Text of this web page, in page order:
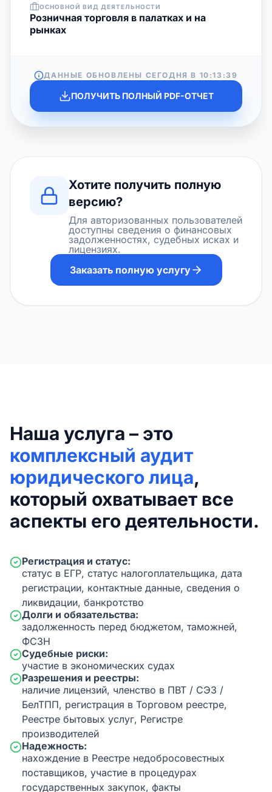
ОСНОВНОЙ ВИД ДЕЯТЕЛЬНОСТИ
Розничная торговля в палатках и на
рынках
ДАННЫЕ ОБНОВЛЕНЫ СЕГОДНЯ В 10:13:39
ПОЛУЧИТЬ ПОЛНЫЙ PDF-ОТЧЕТ
Хотите получить полную
версию?
Для авторизованных пользователей
доступны сведения о финансовых
задолженностях, судебных исках и
лицензиях.
Заказать полную услугу
Наша услуга – это
комплексный аудит
юридического лица,
который охватывает все
аспекты его деятельности.
Регистрация и статус:
статус в ЕГР, статус налогоплательщика, дата
регистрации, контактные данные, сведения о
ликвидации, банкротство
Долги и обязательства:
задолженность перед бюджетом, таможней,
ФСЗН
Судебные риски:
участие в экономических судах
Разрешения и реестры:
наличие лицензий, членство в ПВТ / СЭЗ /
БелТПП, регистрация в Торговом реестре,
Реестре бытовых услуг, Регистре
производителей
Надежность:
нахождение в Реестре недобросовестных
поставщиков, участие в процедурах
государственных закупок, факты